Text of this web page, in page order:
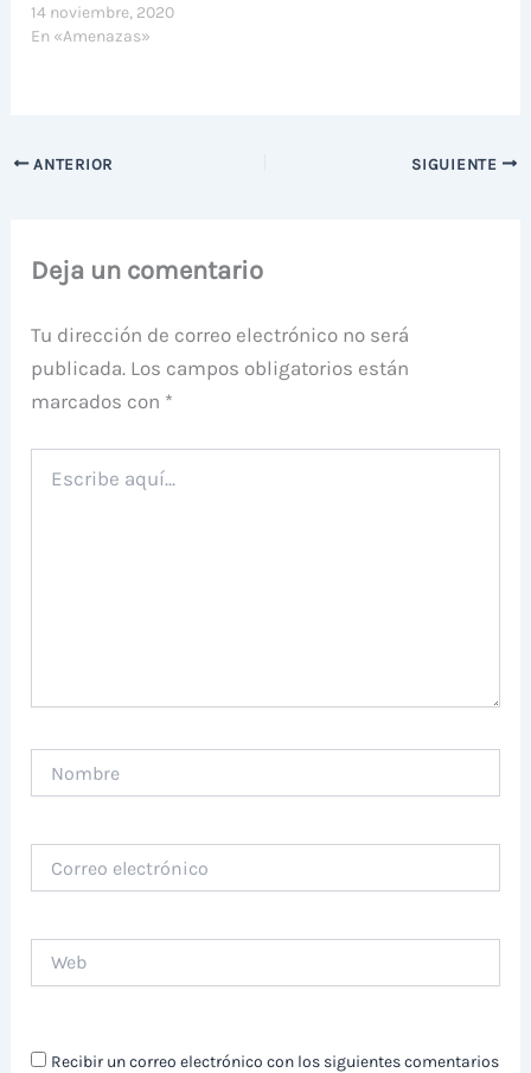
14 noviembre, 2020
En «Amenazas»
ANTERIOR SIGUIENTE
Deja un comentario
Tu dirección de correo electrónico no será
publicada. Los campos obligatorios están
marcados con *
aquí...
electrónico
Recibir un correo electrónico con los siguientes comentarios